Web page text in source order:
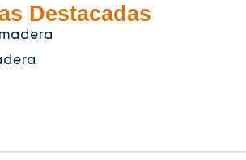
Destacadas